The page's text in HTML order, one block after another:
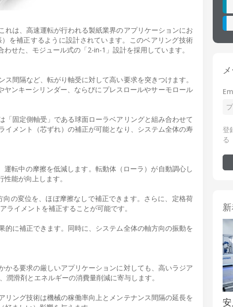
は、高速運転が行われる製紙業界のアプリケーションにお
を補正するように設計されています。このベアリング技術
せた、モジュール式の「2-in-1」設計を採用しています。
間隔など、転がり軸受に対して高い要求を突きつけます。
ンキーシリンダー、ならびにプレスロールやサーモロール
固定側軸受」である球面ローラベアリングと組み合わせて
メント（芯ずれ）の補正が可能となり、システム全体の寿
転中の摩擦を低減します。転動体（ローラ）が自動調心し
能が向上します。
の変位を、ほぼ摩擦なしで補正できます。さらに、定格荷
イメントを補正することが可能です。
に補正できます。同時に、システム全体の軸方向の振動を
かる要求の厳しいアプリケーションに対しても、高いラジア
滑剤とエネルギーの消費量削減に寄与します。
ング技術は機械の稼働率向上とメンテナンス間隔の延長を
登
る